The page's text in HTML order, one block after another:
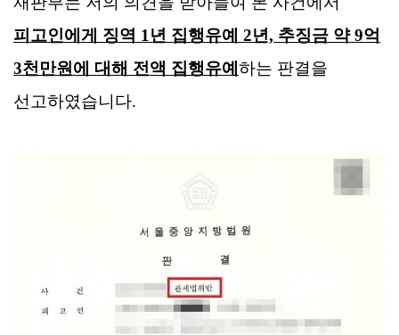
피고인에게 징역 1년 집행유예 2년, 추징금 약 9억
3천만원에 대해 전액 집행유예 하는 판결을
선고하였습니다.